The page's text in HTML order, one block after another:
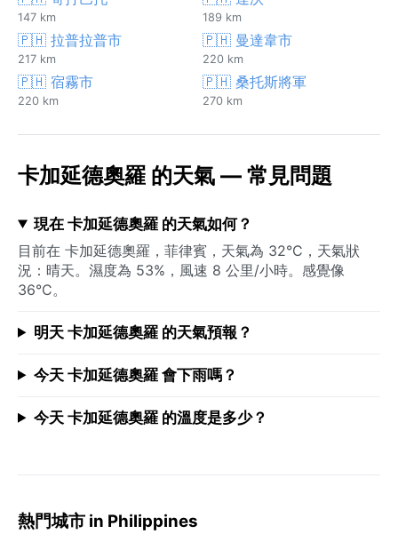
147 km 189 km
🇵🇭 拉普拉普市
217 km
🇵🇭 曼達韋市
220 km
🇵🇭 宿霧市
220 km
🇵🇭 桑托斯將軍
270 km
卡加延德奧羅 的天氣 — 常見問題
現在 卡加延德奧羅 的天氣如何？
目前在 卡加延德奧羅，菲律賓，天氣為 32°C，天氣狀
況：晴天。濕度為 53%，風速 8 公里/小時。感覺像
36°C。
明天 卡加延德奧羅 的天氣預報？
今天 卡加延德奧羅 會下雨嗎？
今天 卡加延德奧羅 的溫度是多少？
熱門城市 in Philippines